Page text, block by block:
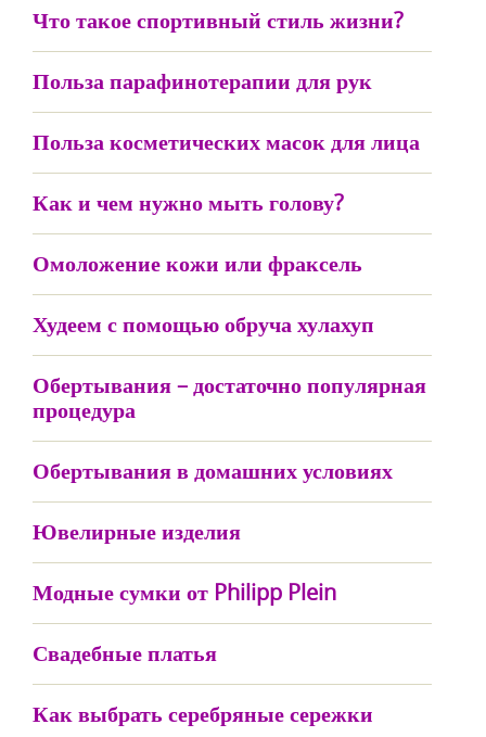
Что такое спортивный стиль жизни?
Польза парафинотерапии для рук
Польза косметических масок для лица
Как и чем нужно мыть голову?
Омоложение кожи или фраксель
Худеем с помощью обруча хулахуп
Обертывания – достаточно популярная
процедура
Обертывания в домашних условиях
Ювелирные изделия
Модные сумки от Philipp Plein
Свадебные платья
Как выбрать серебряные сережки